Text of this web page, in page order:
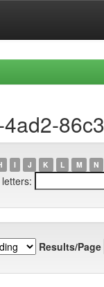
I J K L M N
Results/Page